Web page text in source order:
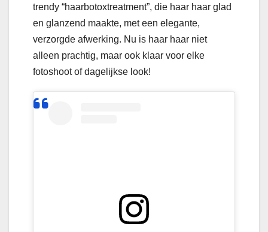
trendy “haarbotoxtreatment”, die haar haar glad
en glanzend maakte, met een elegante,
verzorgde afwerking. Nu is haar haar niet
alleen prachtig, maar ook klaar voor elke
fotoshoot of dagelijkse look!